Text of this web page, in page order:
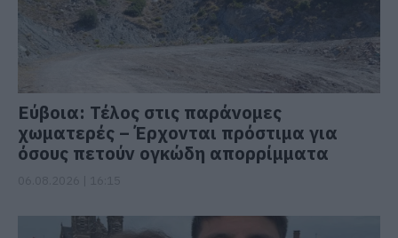
Εύβοια: Τέλος στις παράνομες
χωματερές – Έρχονται πρόστιμα για
όσους πετούν ογκώδη απορρίμματα